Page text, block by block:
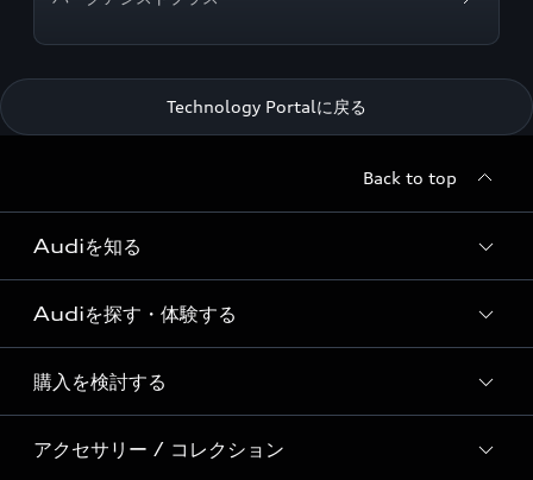
Technology Portalに戻る
Back to top
Audiを知る
Audi ブランド
Story of Progress
Audi Sport
Formula 1®
Audiを探す・体験する
ディーラー検索
新車在庫検索
購入を検討する
モデル一覧
アクセサリー / コレクション